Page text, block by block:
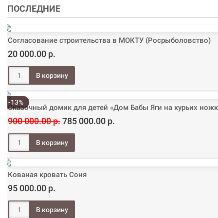
ПОСЛЕДНИЕ
Согласование строительства в МОКТУ (Росрыболовство)
20 000.00 р.
-13%
Сказочный домик для детей «Дом Бабы Яги на курьих
900 000.00 р.785 000.00 р.
Кованая кровать Соня
95 000.00 р.